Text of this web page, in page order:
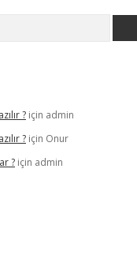
? için admin
? için Onur
? için admin